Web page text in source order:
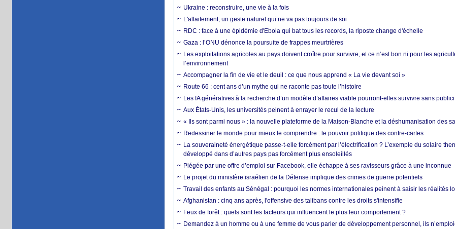
Ukraine : reconstruire, une vie à la fois
L'allaitement, un geste naturel qui ne va pas toujours de soi
RDC : face à une épidémie d'Ebola qui bat tous les records, la riposte change d'échelle
Gaza : l’ONU dénonce la poursuite de frappes meurtrières
Les exploitations agricoles au pays doivent croître pour survivre, et ce n’est bon ni pour les
l’environnement
Accompagner la fin de vie et le deuil : ce que nous apprend « La vie devant soi »
Route 66 : cent ans d’un mythe qui ne raconte pas toute l’histoire
Les IA génératives à la recherche d’un modèle d’affaires viable pourront-elles survivre sans
Aux États-Unis, les universités peinent à enrayer le recul de la lecture
« Ils sont parmi nous » : la nouvelle plateforme de la Maison-Blanche et la déshumanisation des
Redessiner le monde pour mieux le comprendre : le pouvoir politique des contre-cartes
La souveraineté énergétique passe-t-elle forcément par l’électrification ? L’exemple du solaire
développé dans d’autres pays pas forcément plus ensoleillés
Piégée par une offre d’emploi sur Facebook, elle échappe à ses ravisseurs grâce à une inconnue
Le projet du ministère israélien de la Défense implique des crimes de guerre potentiels
Travail des enfants au Sénégal : pourquoi les normes internationales peinent à saisir les réalités
Afghanistan : cinq ans après, l'offensive des talibans contre les droits s'intensifie
Feux de forêt : quels sont les facteurs qui influencent le plus leur comportement ?
Demandez à un homme ou à une femme de vous parler de développement personnel, ils